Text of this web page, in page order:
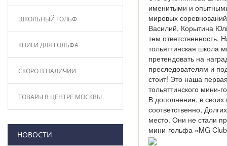
ШКОЛЬНЫЙ ГОЛЬФ
КНИГИ ДЛЯ ГОЛЬФА
СКОРО В НАЛИЧИИ
ТОВАРЫ В ЦЕНТРЕ МОСКВЫ
НОВОСТИ
именитыми и
мировых
Василий, Корытина
тем ответственность.
тольяттинская школа
претендовать на
преследователям и
стоит! Это наша
тольяттинского мини-
В дополнение, в
соответственно,
место. Они не стали
мини-гольфа «MG